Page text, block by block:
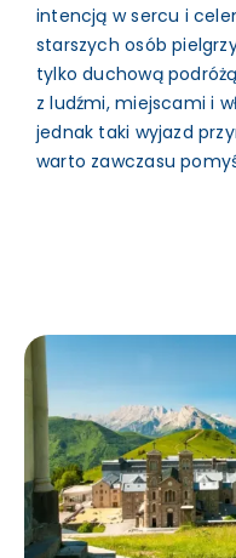
intencją w sercu i
starszych osób
tylko duchową
z ludźmi, miejscami i
jednak taki wyjazd
warto zawczasu